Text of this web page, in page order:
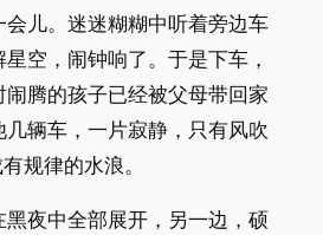
会儿。迷迷糊糊中听着旁边车
空，闹钟响了。于是下车，
腾的孩子已经被父母带回家
几辆车，一片寂静，只有风吹
规律的水浪。
夜中全部展开，另一边，硕